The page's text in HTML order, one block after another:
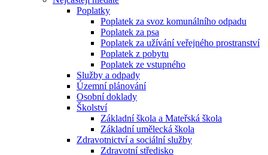
Poplatky
Poplatek za svoz komunálního odpadu
Poplatek za psa
Poplatek za užívání veřejného prostranství
Poplatek z pobytu
Poplatek ze vstupného
Služby a odpady
Územní plánování
Osobní doklady
Školství
Základní škola a Mateřská škola
Základní umělecká škola
Zdravotnictví a sociální služby
Zdravotní středisko